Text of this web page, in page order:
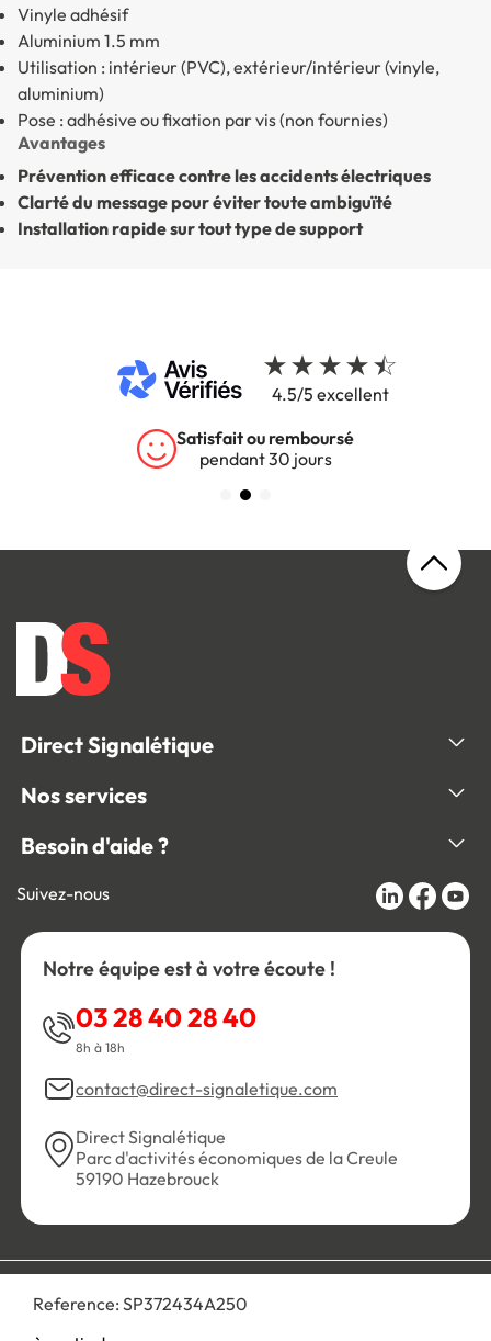
Reference: SP372434A250
Vinyle adhésif
Aluminium 1.5 mm
Utilisation : intérieur (PVC), extérieur/intérieur (vinyle,
aluminium)
Pose : adhésive ou fixation par vis (non fournies)
Avantages
Prévention efficace contre les accidents électriques
Clarté du message pour éviter toute ambiguïté
Installation rapide sur tout type de support
4.5/5 excellent
Satisfait ou remboursé
pendant 30 jours
Direct Signalétique
Nos services
Besoin d'aide ?
Suivez-nous
Notre équipe est à votre écoute !
03 28 40 28 40
8h à 18h
contact@direct-signaletique.com
Direct Signalétique
Parc d'activités économiques de la Creule
59190 Hazebrouck
Personnaliser les cookies